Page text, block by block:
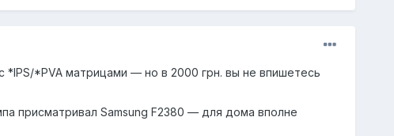
*PVA матрицами — но в 2000 грн. вы не впишетесь
присматривал Samsung F2380 — для дома вполне